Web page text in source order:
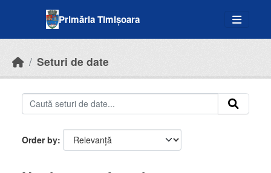
Primăria Timișoara
Seturi de date
Order by